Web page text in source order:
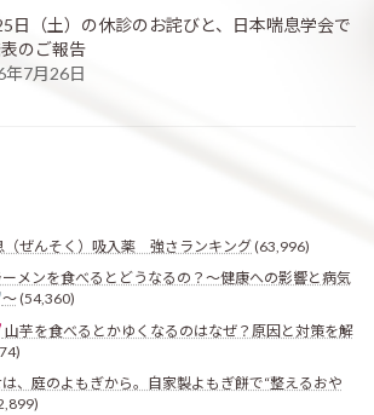
日（土）の休診のお詫びと、日本喘息学会で
のご報告
年7月26日
（ぜんそく）吸入薬 強さランキング(63,996)
メンを食べるとどうなるの？〜健康への影響と病気
〜(54,360)
山芋を食べるとかゆくなるのはなぜ？原因と対策を解
は、庭のよもぎから。自家製よもぎ餅で“整えるおや